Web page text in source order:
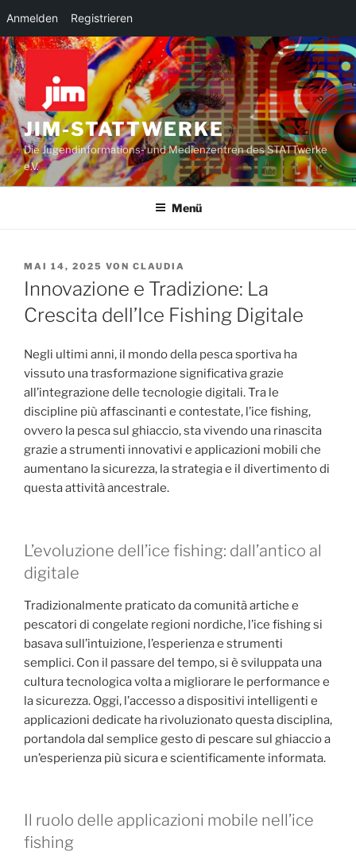
Anmelden Registrieren
Zum
Inhalt
springen
JIM-STATTWERKE
Die Jugendinformations- und Medienzentren des STATTwerke
e.V.
Menü
VERÖFFENTLICHT
AM
MAI 14, 2025 VON CLAUDIA
Innovazione e Tradizione: La
Crescita dell’Ice Fishing Digitale
Negli ultimi anni, il mondo della pesca sportiva ha
vissuto una trasformazione significativa grazie
all’integrazione delle tecnologie digitali. Tra le
discipline più affascinanti e contestate, l’ice fishing,
ovvero la pesca sul ghiaccio, sta vivendo una rinascita
grazie a strumenti innovativi e applicazioni mobili che
aumentano la sicurezza, la strategia e il divertimento di
questa attività ancestrale.
L’evoluzione dell’ice fishing: dall’antico al
digitale
Tradizionalmente praticato da comunità artiche e
pescatori di congelate regioni nordiche, l’ice fishing si
basava sull’intuizione, l’esperienza e strumenti
semplici. Con il passare del tempo, si è sviluppata una
cultura tecnologica volta a migliorare le performance e
la sicurezza. Oggi, l’accesso a dispositivi intelligenti e
applicazioni dedicate ha rivoluzionato questa disciplina,
portandola dal semplice gesto di pescare sul ghiaccio a
un’esperienza più sicura e scientificamente informata.
Il ruolo delle applicazioni mobile nell’ice
fishing